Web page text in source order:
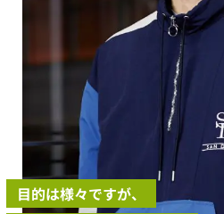
目的は様々ですが、